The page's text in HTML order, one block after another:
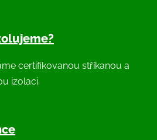
certifikovanou stříkanou a
izolaci.